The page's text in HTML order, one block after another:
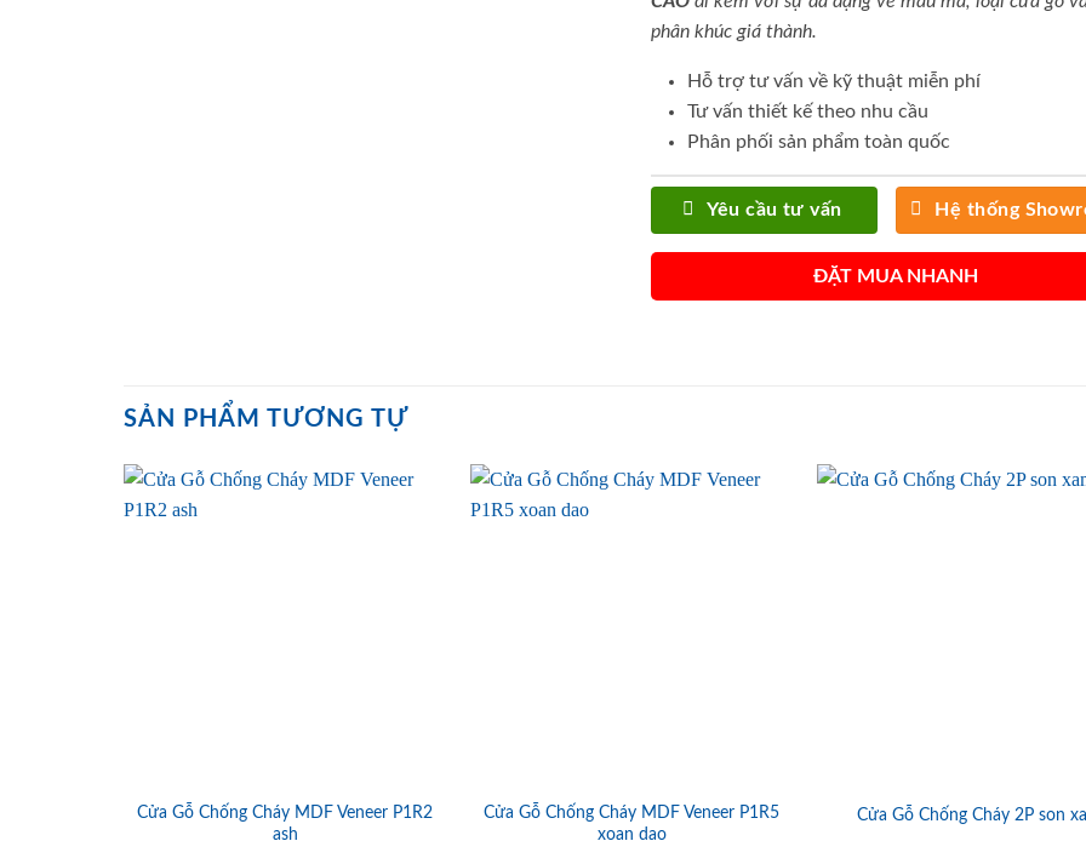
phân khúc giá thành.
Hỗ trợ tư vấn về kỹ thuật miễn phí
Tư vấn thiết kế theo nhu cầu
Phân phối sản phẩm toàn quốc
Yêu cầu tư vấn Hệ thống
ĐẶT MUA NHANH
SẢN PHẨM TƯƠNG TỰ
Cửa Gỗ Chống Cháy MDF Veneer P1R2
ash
Cửa Gỗ Chống Cháy MDF Veneer P1R5
xoan dao
Cửa Gỗ Chống Cháy 2P son